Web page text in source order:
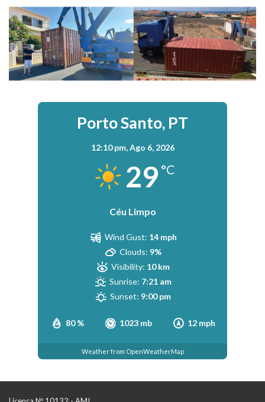
Porto Santo, PT
12:10 pm,Ago 6, 2026
29 °C
Céu Limpo
80 % 1023 mb 12 mph
Wind Gust: 14 mph
Clouds: 9%
Visibility: 10 km
Sunrise: 7:21 am
Sunset: 9:00 pm
Weather from OpenWeatherMap